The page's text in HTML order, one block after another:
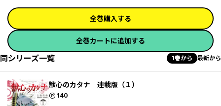
全巻購入する
全巻カートに追加する
同シリーズ一覧 1巻から 最新から
獣心のカタナ 連載版（１）
140
ポイント